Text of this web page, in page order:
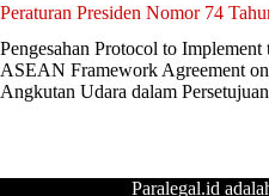
Peraturan Presiden Nomor 74
Pengesahan Protocol to
ASEAN Framework Agreement
Angkutan Udara dalam
Paralegal.id